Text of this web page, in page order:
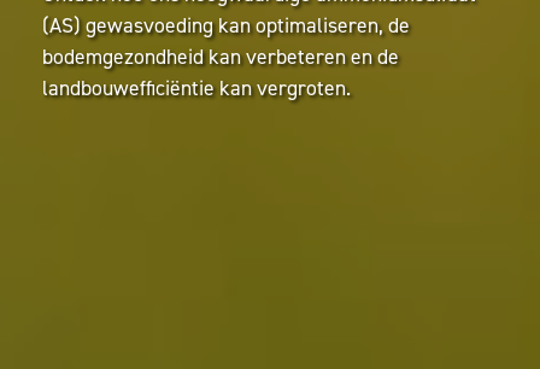
(AS) gewasvoeding kan optimaliseren, de
bodemgezondheid kan verbeteren en de
landbouwefficiëntie kan vergroten.